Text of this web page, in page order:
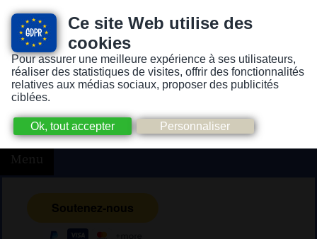
Ce site Web utilise des
cookies
Pour assurer une meilleure expérience à ses utilisateurs,
réaliser des statistiques de visites, offrir des fonctionnalités
relatives aux médias sociaux, proposer des publicités
ciblées.
Version pour personnes mal-voyantes ou non-voyantes
Menu